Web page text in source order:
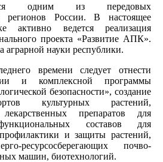
одним из передовых
регионов России. В настоящее
активно ведется реализация
проекта «Развитие АПК».
аграрной науки республики.
времени следует отнести
и комплексной программы
безопасности», создание
культурных растений,
препаратов для
составов для
и защиты растений,
ресурсосберегающих почво-
машин, биотехнологий.